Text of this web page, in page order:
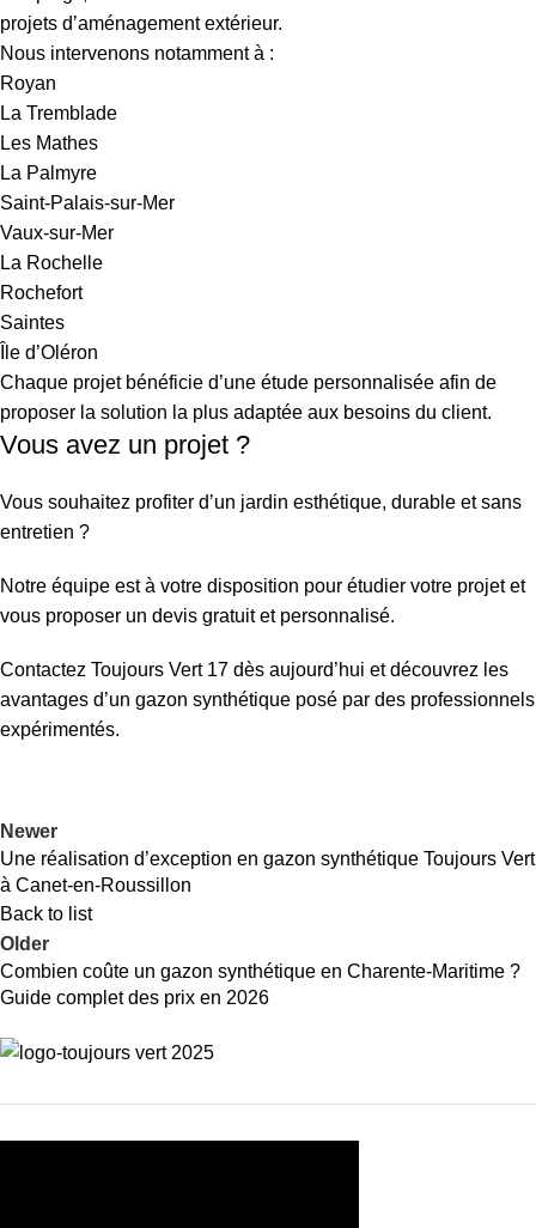
projets d’aménagement extérieur.
Nous intervenons notamment à :
Royan
La Tremblade
Les Mathes
La Palmyre
Saint-Palais-sur-Mer
Vaux-sur-Mer
La Rochelle
Rochefort
Saintes
Île d’Oléron
Chaque projet bénéficie d’une étude personnalisée afin de
proposer la solution la plus adaptée aux besoins du client.
Vous avez un projet ?
Vous souhaitez profiter d’un jardin esthétique, durable et sans
entretien ?
Notre équipe est à votre disposition pour étudier votre projet et
vous proposer un devis gratuit et personnalisé.
Contactez Toujours Vert 17 dès aujourd’hui et découvrez les
avantages d’un gazon synthétique posé par des professionnels
expérimentés.
Newer
Une réalisation d’exception en gazon synthétique Toujours Vert
à Canet-en-Roussillon
Back to list
Older
Combien coûte un gazon synthétique en Charente-Maritime ?
Guide complet des prix en 2026